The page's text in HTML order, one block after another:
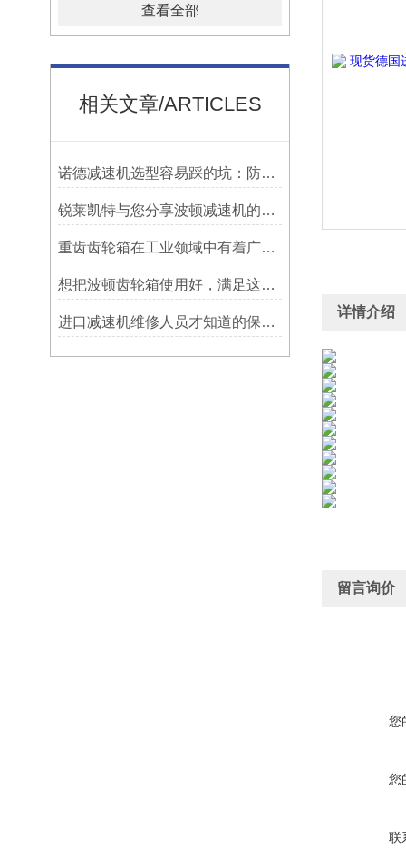
查看全部
相关文章/ARTICLES
诺德减速机选型容易踩的坑：防水等级选低了，户外用半年就废
锐莱凯特与您分享波顿减速机的具体使用要求
重齿齿轮箱在工业领域中有着广泛应用
想把波顿齿轮箱使用好，满足这几个小条件就够了
进口减速机维修人员才知道的保养方法，分享给大家
详情介绍
留言询价
您
您
联